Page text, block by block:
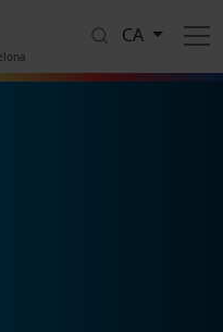
CA